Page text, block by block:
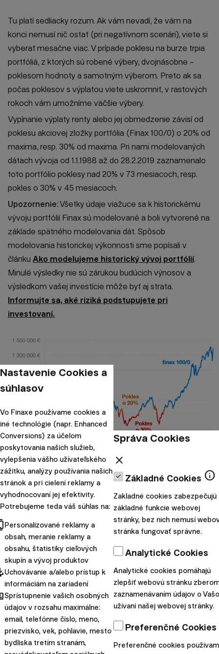
Tu platí sedliacky rozum. Ak vám nevadí, že vám na
konci nemusí nič ostať (pri negatívnom scenári), viete si
vyberať mesačne viac. V prípade poklesu na burze trpia
portfóliá, z ktorých sú robené výbery, dvojnásobne –
poklesom hodnoty a samotným výberom. Preto ak sa
počas poklesov s výplatou viete uskromniť, v rastových
rokoch vám umožníme väčšie výbery.
Vypínanie výplaty renty alebo jej obmedzenie závisí od
poklesu akciovej zložky portfólia (Finax 100/0) o 20% od
maxima, resp. 30% od maxima. Pri nami modelovaných
dátach vývoja od 1.1.1988 až do 28.2.2019 zaznamenalo
toto portfólio poklesy nad 20% v 73 mesiacoch, resp.
pokles o 30% v 45 mesiacoch.
Upozornenie:Všetky údaje viažuce sa k historickému
vývoju portfólií Finax sú modelované a boli vytvorené na
základe spätného modelovania dát. Spôsob
modelovania historickej výkonnosti sme popísali v
článku Ako modelujeme historický vývoj portfólií.
Minulé výsledky nie sú zárukou budúcich výnosov a
výsledkom vašej investície môže byť aj strata.
Informujte sa, aké riziká podstupujete pri
investovaní.
Treba povedať, že toto obdobie zahŕňa dve veľké krízy –
spľasnutie internetovej bubliny v rokoch 2000 až 2003 a
finančnú krízu v rokoch 2007 až 2009. Od roku 2011 však
takéto poklesy neboli napríklad vôbec.
V prípade, ak sa viete uskromniť a výšku pravidelnej renty
Nastavenie Cookies a
súhlasov
Vo Finaxe používame cookies a
iné technológie (napr. Enhanced
Conversions) za účelom
poskytovania našich služieb,
vylepšenia vášho užívateľského
zážitku, analýzy používania našich
stránok a pri cielení reklamy a
vyhodnocovaní jej efektivity.
Potrebujeme teda váš súhlas na:
Personalizované reklamy a
obsah, meranie reklamy a
obsahu, štatistiky cieľových
skupín a vývoj produktov
Uchovávanie a/alebo prístup k
informáciám na zariadení
Sprístupnenie vašich osobných
údajov v rozsahu maximálne:
email, telefónne číslo, meno,
priezvisko, vek, pohlavie, mesto
bydliska tretím stranám,
Správa Cookies
close
Základné Cookies info
Zakladné cookies zabezpečujú
základné funkcie webovej
stránky, bez nich nemusí
stránka fungovať správne.
Analytické Cookies
Analytické cookies pomáhajú
zlepšiť webovú stránku
zaznamenávaním údajov o
užívaní našej webovej stránky.
Preferenčné Cookies
Preferenčné cookies